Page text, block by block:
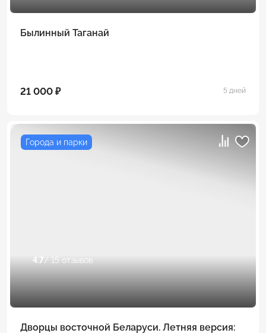
Былинный Таганай
21 000 ₽ 5 дней
Города и парки
4.7/ 15 отзывов
Дворцы восточной Беларуси. Летняя версия: